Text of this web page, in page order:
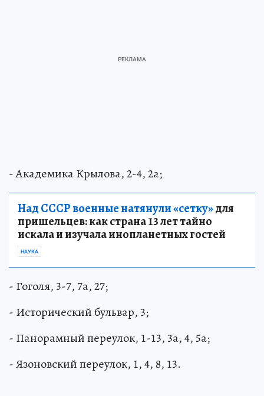
- Академика Крылова, 2-4, 2а;
Над СССР военные натянули «сетку»для
пришельцев: как страна 13 лет тайно
искала и изучала инопланетных гостей
НАУКА
- Гоголя, 3-7, 7а, 27;
- Исторический бульвар, 3;
- Панорамный переулок, 1-13, 3а, 4, 5а;
- Язоновский переулок, 1, 4, 8, 13.